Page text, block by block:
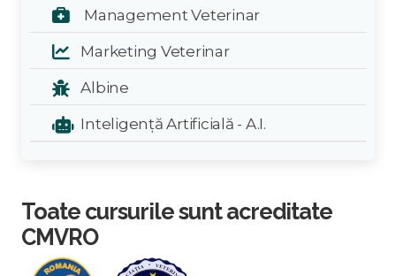
Management Veterinar
Marketing Veterinar
Albine
Inteligență Artificială - A.I.
Toate cursurile sunt acreditate
CMVRO